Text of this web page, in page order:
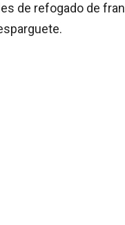
de refogado de